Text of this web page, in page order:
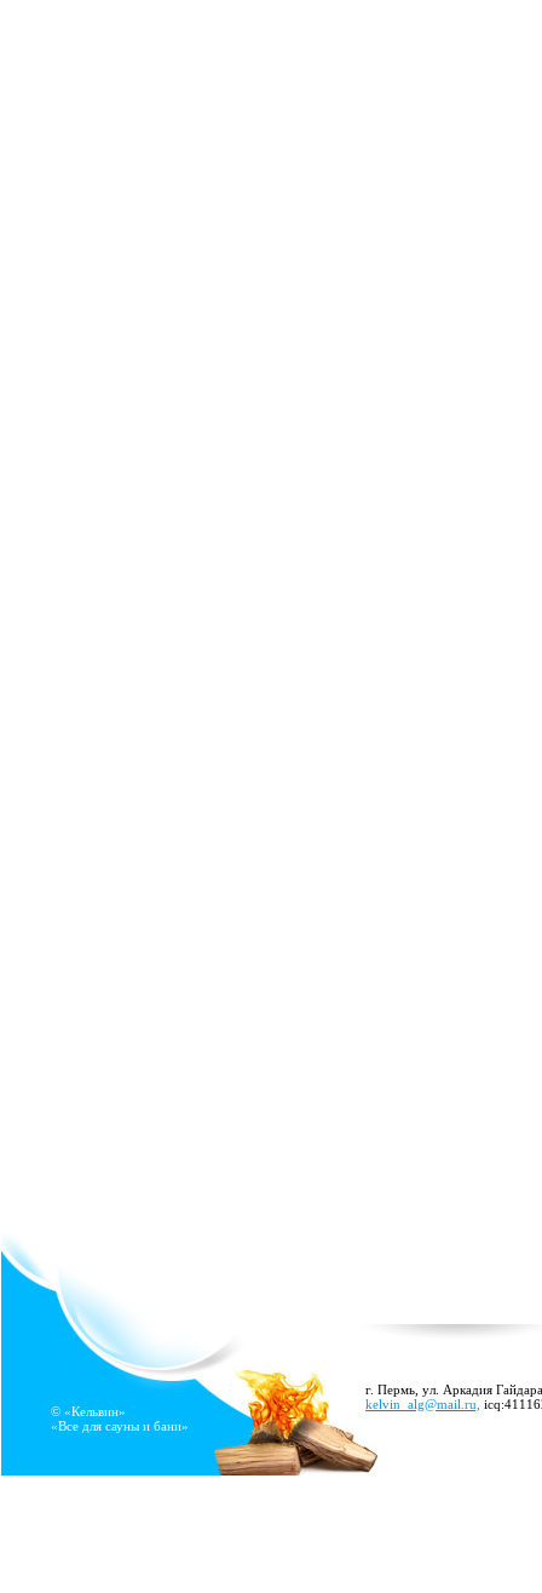
© «Кельвин»
«Все для сауны и бани»
г. Пермь, ул. Аркадия
kelvin_alg@mail.ru,